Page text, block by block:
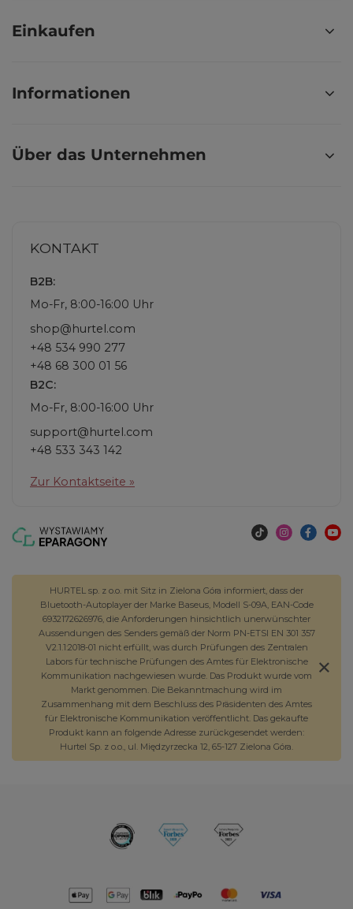
Einkaufen
Informationen
Über das Unternehmen
KONTAKT
B2B:
Mo-Fr, 8:00-16:00 Uhr
shop@hurtel.com
+48 534 990 277
+48 68 300 01 56
B2C:
Mo-Fr, 8:00-16:00 Uhr
support@hurtel.com
+48 533 343 142
Zur Kontaktseite »
HURTEL sp. z o.o. mit Sitz in Zielona Góra informiert, dass der
Bluetooth-Autoplayer der Marke Baseus, Modell S-09A, EAN-Code
6932172626976, die Anforderungen hinsichtlich unerwünschter
Aussendungen des Senders gemäß der Norm PN-ETSI EN 301 357
V2.1.1:2018-01 nicht erfüllt, was durch Prüfungen des Zentralen
Labors für technische Prüfungen des Amtes für Elektronische
Kommunikation nachgewiesen wurde. Das Produkt wurde vom
Markt genommen. Die Bekanntmachung wird im
Zusammenhang mit dem Beschluss des Präsidenten des Amtes
für Elektronische Kommunikation veröffentlicht. Das gekaufte
Produkt kann an folgende Adresse zurückgesendet werden:
Hurtel Sp. z o.o., ul. Międzyrzecka 12, 65-127 Zielona Góra.